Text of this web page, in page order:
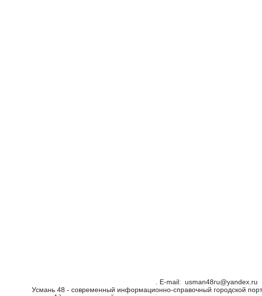
. Е-mail: usman48ru@yandex.ru
Усмань 48 - современный информационно-справочный городской